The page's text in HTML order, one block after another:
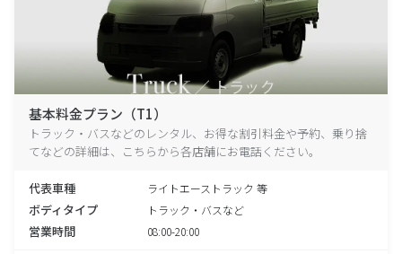
基本料金プラン（T1）
トラック・バスなどのレンタル、お得な割引料金や予約、乗り捨
てなどの詳細は、こちらから各店舗にお電話ください。
代表車種 ライトエーストラック 等
ボディタイプ トラック・バスなど
営業時間 08:00-20:00